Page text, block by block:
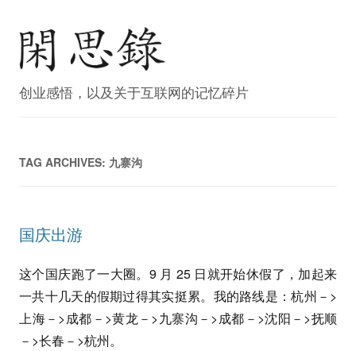
创业感悟，以及关于互联网的记忆碎片
TAG ARCHIVES: 九寨沟
国庆出游
这个国庆跑了一大圈。9 月 25 日就开始休假了，加起来
一共十几天的假期过得其实挺累。我的路线是：杭州－>
上海－>成都－>黄龙－>九寨沟－>成都－>沈阳－>抚顺
－>长春－>杭州。